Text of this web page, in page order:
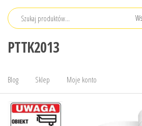
Przejdź
PTTK2013
Blog Sklep Moje konto